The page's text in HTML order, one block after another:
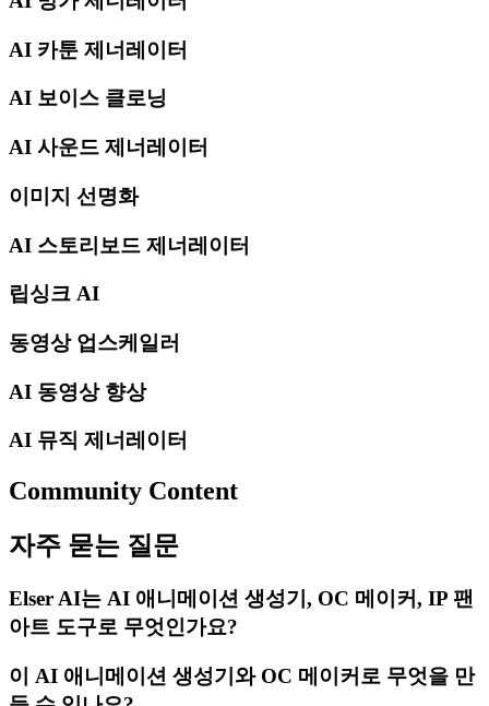
AI 카툰 제너레이터
AI 보이스 클로닝
AI 사운드 제너레이터
이미지 선명화
AI 스토리보드 제너레이터
립싱크 AI
동영상 업스케일러
AI 동영상 향상
AI 뮤직 제너레이터
Community Content
자주 묻는 질문
Elser AI는 AI 애니메이션 생성기, OC 메이커, IP 팬
아트 도구로 무엇인가요?
이 AI 애니메이션 생성기와 OC 메이커로 무엇을 만